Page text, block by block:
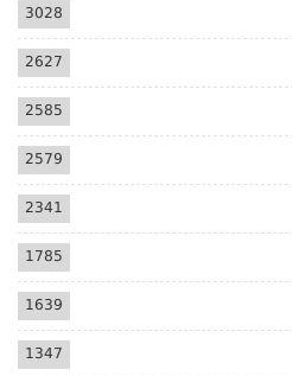
3028
2627
2585
2579
2341
1785
1639
1347